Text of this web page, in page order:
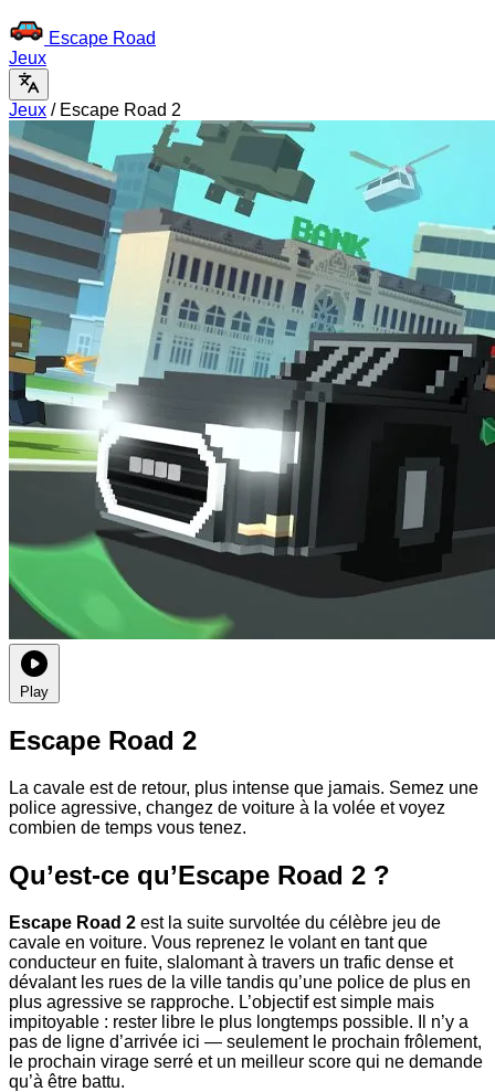
Escape Road
Jeux
Jeux / Escape Road 2
Play
Escape Road 2
La cavale est de retour, plus intense que jamais. Semez une
police agressive, changez de voiture à la volée et voyez
combien de temps vous tenez.
Qu’est-ce qu’Escape Road 2 ?
Escape Road 2 est la suite survoltée du célèbre jeu de
cavale en voiture. Vous reprenez le volant en tant que
conducteur en fuite, slalomant à travers un trafic dense et
dévalant les rues de la ville tandis qu’une police de plus en
plus agressive se rapproche. L’objectif est simple mais
impitoyable : rester libre le plus longtemps possible. Il n’y a
pas de ligne d’arrivée ici — seulement le prochain frôlement,
le prochain virage serré et un meilleur score qui ne demande
qu’à être battu.